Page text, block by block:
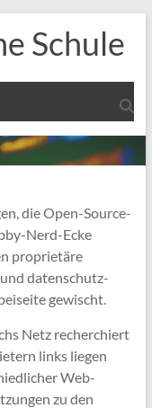
Schule
die Open-Source-
Nerd-Ecke
proprietäre
datenschutz-
gewischt.
Netz recherchiert
links liegen
Web-
zu den